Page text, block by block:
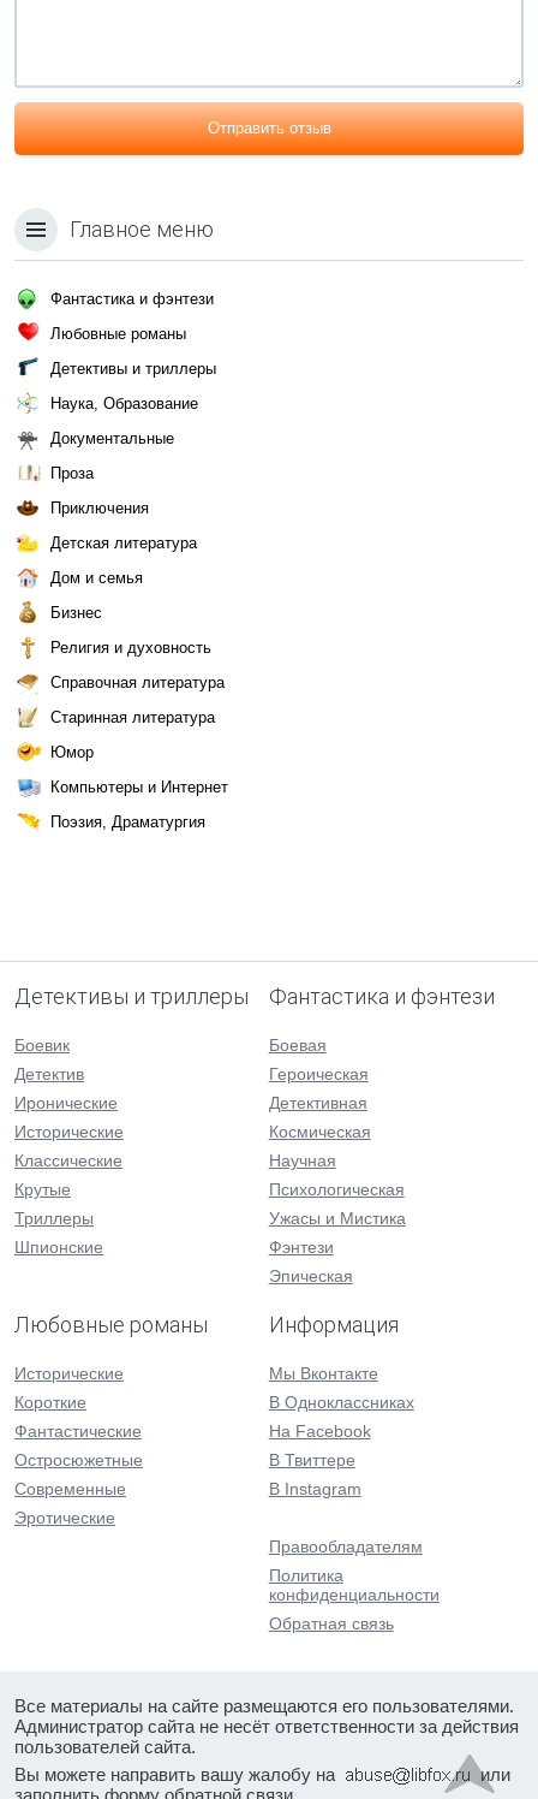
Отправить отзыв
Главное меню
Фантастика и фэнтези
Любовные романы
Детективы и триллеры
Наука, Образование
Документальные
Проза
Приключения
Детская литература
Дом и семья
Бизнес
Религия и духовность
Справочная литература
Старинная литература
Юмор
Компьютеры и Интернет
Поэзия, Драматургия
Детективы и триллеры
Боевик
Детектив
Иронические
Исторические
Классические
Крутые
Триллеры
Шпионские
Фантастика и фэнтези
Боевая
Героическая
Детективная
Космическая
Научная
Психологическая
Ужасы и Мистика
Фэнтези
Эпическая
Любовные романы
Исторические
Короткие
Фантастические
Остросюжетные
Современные
Эротические
Информация
Мы Вконтакте
В Одноклассниках
На Facebook
В Твиттере
В Instagram
Правообладателям
Политика
конфиденциальности
Обратная связь
Все материалы на сайте размещаются его пользователями.
Администратор сайта не несёт ответственности за действия
пользователей сайта.
Вы можете направить вашу жалобу на
или
заполнить форму обратной связи